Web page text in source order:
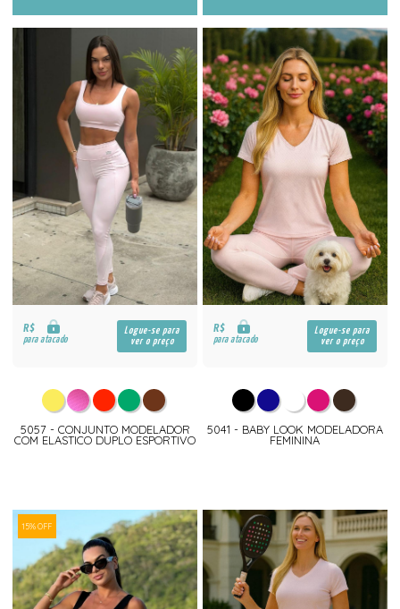
R$
para atacado
Logue-se para
ver o preço
5057 - CONJUNTO MODELADOR
COM ELASTICO DUPLO ESPORTIVO
R$
para atacado
Logue-se para
ver o preço
5041 - BABY LOOK MODELADORA
FEMININA
15% OFF